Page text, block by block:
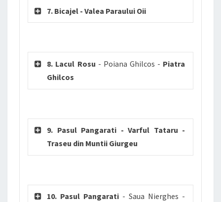
7. Bicajel - Valea Paraului Oii
8. Lacul Rosu - Poiana Ghilcos - Piatra
Ghilcos
9. Pasul Pangarati - Varful Tataru -
Traseu din Muntii Giurgeu
10. Pasul Pangarati - Saua Nierghes -